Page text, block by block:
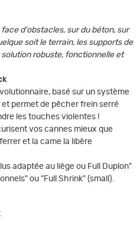
d'obstacles, sur du béton, sur
soit le terrain, les supports de
robuste, fonctionnelle et
basé sur un système
permet de pêcher frein serré
les touches violentes !
vos cannes mieux que
et la came la libère
adaptée au liège ou Full Duplon"
ou "Full Shrink" (small).